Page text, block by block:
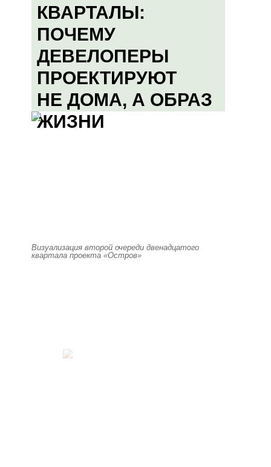
КВАРТАЛЫ:
ПОЧЕМУ
ДЕВЕЛОПЕРЫ
ПРОЕКТИРУЮТ
НЕ ДОМА, А ОБРАЗ
ЖИЗНИ
Визуализация второй очереди двенадцатого
квартала проекта «Остров»